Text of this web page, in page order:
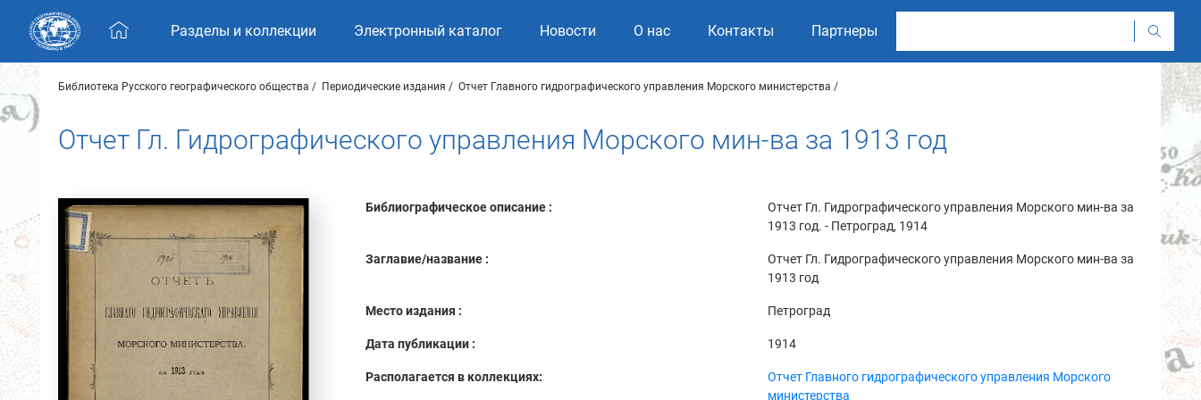
Skip navigation
Разделы и коллекции Электронный каталог Новости О нас Контакты Партнеры
Библиотека Русского географического общества Периодические издания Отчет Главного гидрографического управления Морского министерства
Отчет Гл. Гидрографического управления Морского мин-ва за 1913 год
Библиографическое описание :
Отчет Гл. Гидрографического управления Морского мин-ва за
1913 год. - Петроград, 1914
Заглавие/название :
Отчет Гл. Гидрографического управления Морского мин-ва за
1913 год
Место издания : Петроград
Дата публикации : 1914
Располагается в коллекциях:
Отчет Главного гидрографического управления Морского
министерства